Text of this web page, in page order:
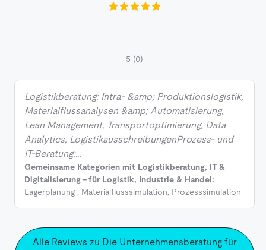
5 (0)
Logistikberatung: Intra- &amp; Produktionslogistik,
Materialflussanalysen &amp; Automatisierung,
Lean Management, Transportoptimierung, Data
Analytics, LogistikausschreibungenProzess- und
IT-Beratung:…
Gemeinsame Kategorien mit Logistikberatung, IT &
Digitalisierung - für Logistik, Industrie & Handel:
Lagerplanung , Materialflusssimulation, Prozesssimulation
Alle Reviews zu Die Unternehmensberatung für